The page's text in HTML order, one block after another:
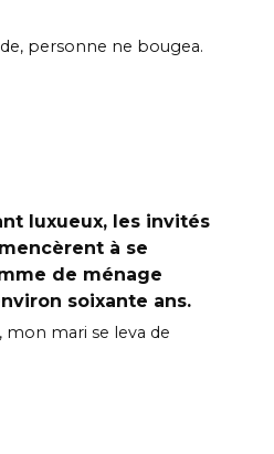
personne ne bougea.
luxueux, les invités
à se
de ménage
soixante ans.
mari se leva de